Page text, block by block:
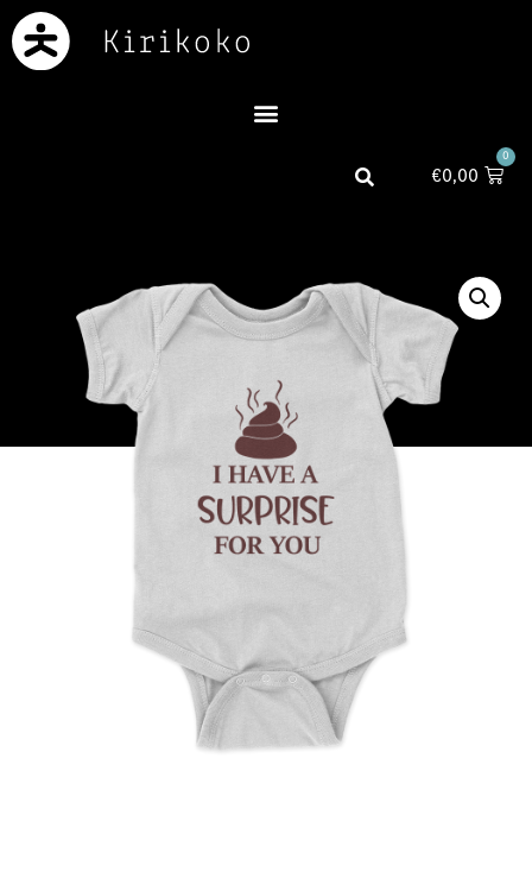
€0,00
0